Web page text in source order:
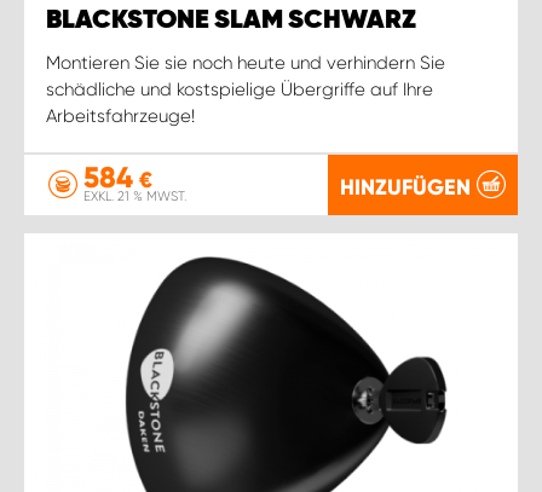
BLACKSTONE SLAM SCHWARZ
Montieren Sie sie noch heute und verhindern Sie
schädliche und kostspielige Übergriffe auf Ihre
Arbeitsfahrzeuge!
584 €
EXKL. 21 % MWST. HINZUFÜGEN